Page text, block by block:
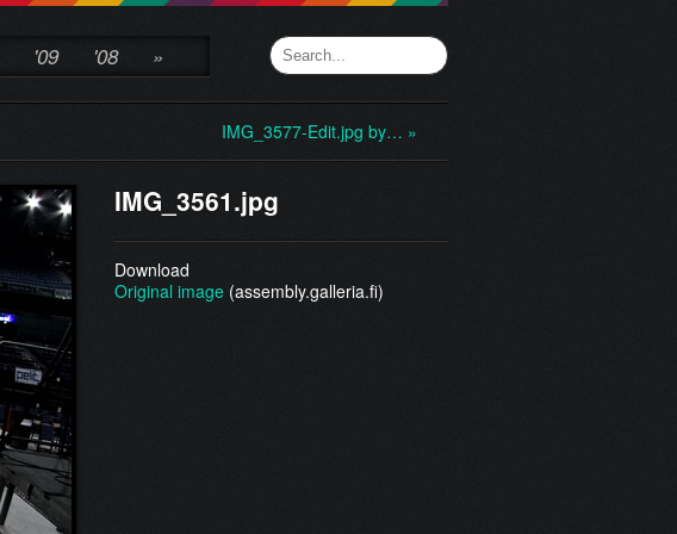
'09 '08 »
IMG_3577-Edit.jpg by… »
IMG_3561.jpg
Download
Original image (assembly.galleria.fi)